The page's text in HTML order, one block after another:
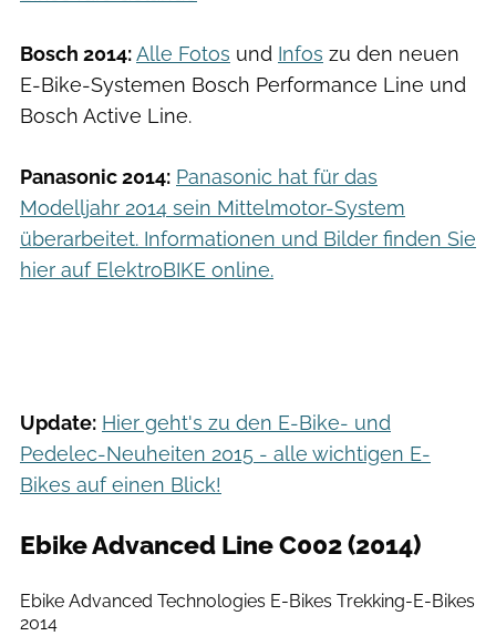
Bosch 2014:Alle Fotos und Infos zu den neuen
E-Bike-Systemen Bosch Performance Line und
Bosch Active Line.
Panasonic 2014: Panasonic hat für das
Modelljahr 2014 sein Mittelmotor-System
überarbeitet. Informationen und Bilder finden Sie
hier auf ElektroBIKE online.
Update: Hier geht's zu den E-Bike- und
Pedelec-Neuheiten 2015 - alle wichtigen E-
Bikes auf einen Blick!
Ebike Advanced Line C002 (2014)
Ebike Advanced Technologies
Ebike Advanced Technologies E-Bikes Trekking-E-Bikes
2014